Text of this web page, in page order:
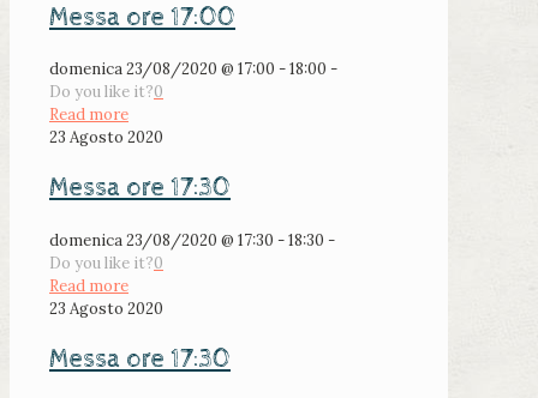
Messa ore 17:00
domenica 23/08/2020 @ 17:00 - 18:00 -
Do you like it?0
Read more
23 Agosto 2020
Messa ore 17:30
domenica 23/08/2020 @ 17:30 - 18:30 -
Do you like it?0
Read more
23 Agosto 2020
Messa ore 17:30